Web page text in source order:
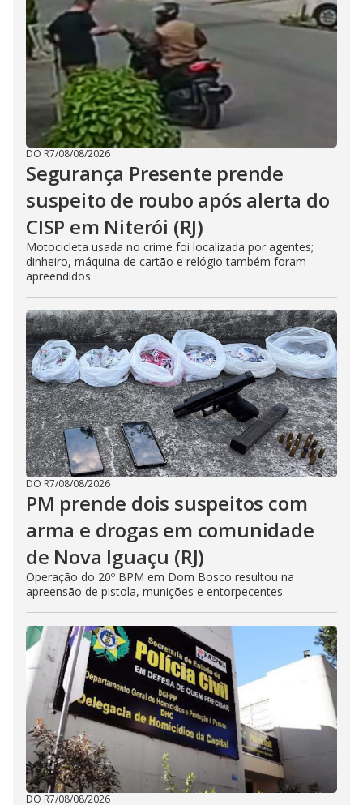
DO R7/08/08/2026
Segurança Presente prende
suspeito de roubo após alerta do
CISP em Niterói (RJ)
Motocicleta usada no crime foi localizada por agentes;
dinheiro, máquina de cartão e relógio também foram
apreendidos
DO R7/08/08/2026
PM prende dois suspeitos com
arma e drogas em comunidade
de Nova Iguaçu (RJ)
Operação do 20º BPM em Dom Bosco resultou na
apreensão de pistola, munições e entorpecentes
DO R7/08/08/2026